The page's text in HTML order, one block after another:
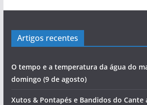
Artigos recentes
O tempo e a temperatura da água do
domingo (9 de agosto)
Xutos & Pontapés e Bandidos do Cante